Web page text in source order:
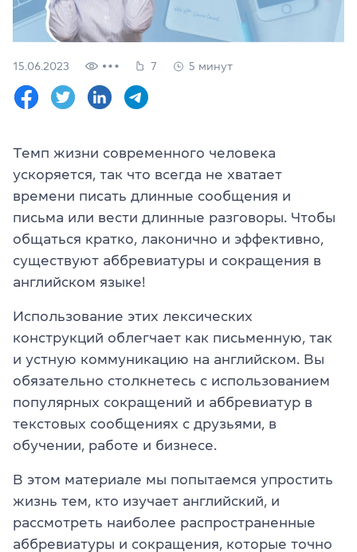
Оставить заявку
Язык сайта
(063) 580 11 00
(098) 580 11 00
г. Киев, метро Золотые Ворота, ул. Ярославов Вал, 13/2-б,
15.06.2023 7 5 минут
Темп жизни современного человека
ускоряется, так что всегда не хватает
времени писать длинные сообщения и
письма или вести длинные разговоры. Чтобы
общаться кратко, лаконично и эффективно,
существуют аббревиатуры и сокращения в
английском языке!
Использование этих лексических
конструкций облегчает как письменную, так
и устную коммуникацию на английском. Вы
обязательно столкнетесь с использованием
популярных сокращений и аббревиатур в
текстовых сообщениях с друзьями, в
обучении, работе и бизнесе.
В этом материале мы попытаемся упростить
жизнь тем, кто изучает английский, и
рассмотреть наиболее распространенные
аббревиатуры и сокращения, которые точно